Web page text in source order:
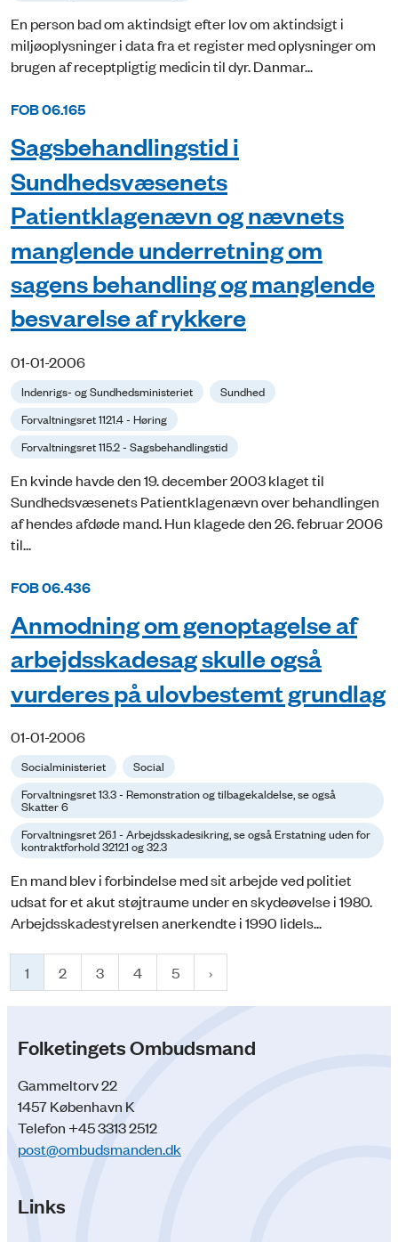
En person bad om aktindsigt efter lov om aktindsigt i
miljøoplysninger i data fra et register med oplysninger om
brugen af receptpligtig medicin til dyr. Danmar...
FOB 06.165
Sagsbehandlingstid i
Sundhedsvæsenets
Patientklagenævn og nævnets
manglende underretning om
sagens behandling og manglende
besvarelse af rykkere
01-01-2006
Indenrigs- og Sundhedsministeriet
Sundhed
Forvaltningsret 1121.4 - Høring
Forvaltningsret 115.2 - Sagsbehandlingstid
En kvinde havde den 19. december 2003 klaget til
Sundhedsvæsenets Patientklagenævn over behandlingen
af hendes afdøde mand. Hun klagede den 26. februar 2006
til...
FOB 06.436
Anmodning om genoptagelse af
arbejdsskadesag skulle også
vurderes på ulovbestemt grundlag
01-01-2006
Socialministeriet
Social
Forvaltningsret 13.3 - Remonstration og tilbagekaldelse, se også
Skatter 6
Forvaltningsret 26.1 - Arbejdsskadesikring, se også Erstatning uden for
kontraktforhold 3212.1 og 32.3
En mand blev i forbindelse med sit arbejde ved politiet
udsat for et akut støjtraume under en skydeøvelse i 1980.
Arbejdsskadestyrelsen anerkendte i 1990 lidels...
1 2 3 4 5
Folketingets Ombudsmand
Gammeltorv 22
1457 København K
Telefon +45 3313 2512
post@ombudsmanden.dk
Links